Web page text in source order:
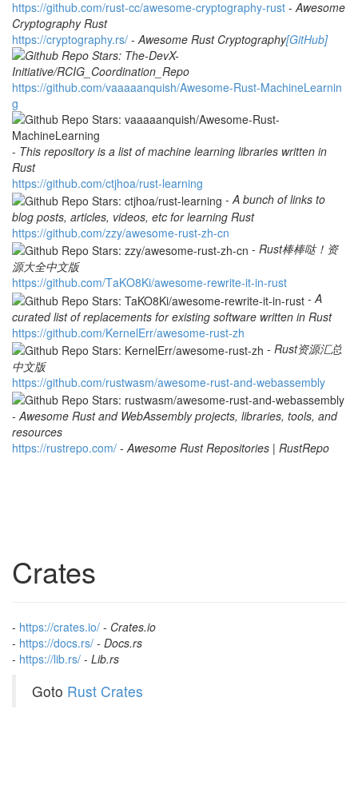
https://github.com/rust-cc/awesome-cryptography-rust - Awesome
Cryptography Rust
https://cryptography.rs/ - Awesome Rust Cryptography[GitHub]
https://github.com/vaaaaanquish/Awesome-Rust-MachineLearnin
g
- This repository is a list of machine learning libraries written in
Rust
https://github.com/ctjhoa/rust-learning
- A bunch of links to
blog posts, articles, videos, etc for learning Rust
https://github.com/zzy/awesome-rust-zh-cn
- Rust棒棒哒！资
源大全中文版
https://github.com/TaKO8Ki/awesome-rewrite-it-in-rust
-A
curated list of replacements for existing software written in Rust
https://github.com/KernelErr/awesome-rust-zh
- Rust资源汇总
中文版
https://github.com/rustwasm/awesome-rust-and-webassembly
-Awesome Rust and WebAssembly projects, libraries, tools, and
resources
https://rustrepo.com/ -Awesome Rust Repositories | RustRepo
Crates
- https://crates.io/ - Crates.io
- https://docs.rs/ - Docs.rs
- https://lib.rs/ - Lib.rs
Goto Rust Crates